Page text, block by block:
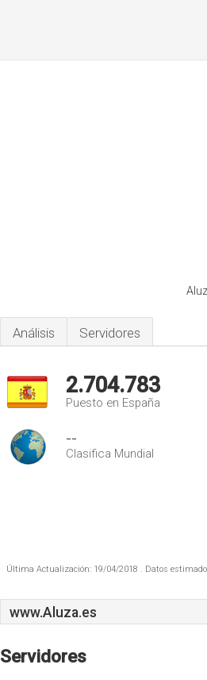
Análisis Servidores
2.704.783
Puesto en España
--
Clasifica Mundial
Última Actualización: 19/04/2018 . Datos
www.Aluza.es
Servidores